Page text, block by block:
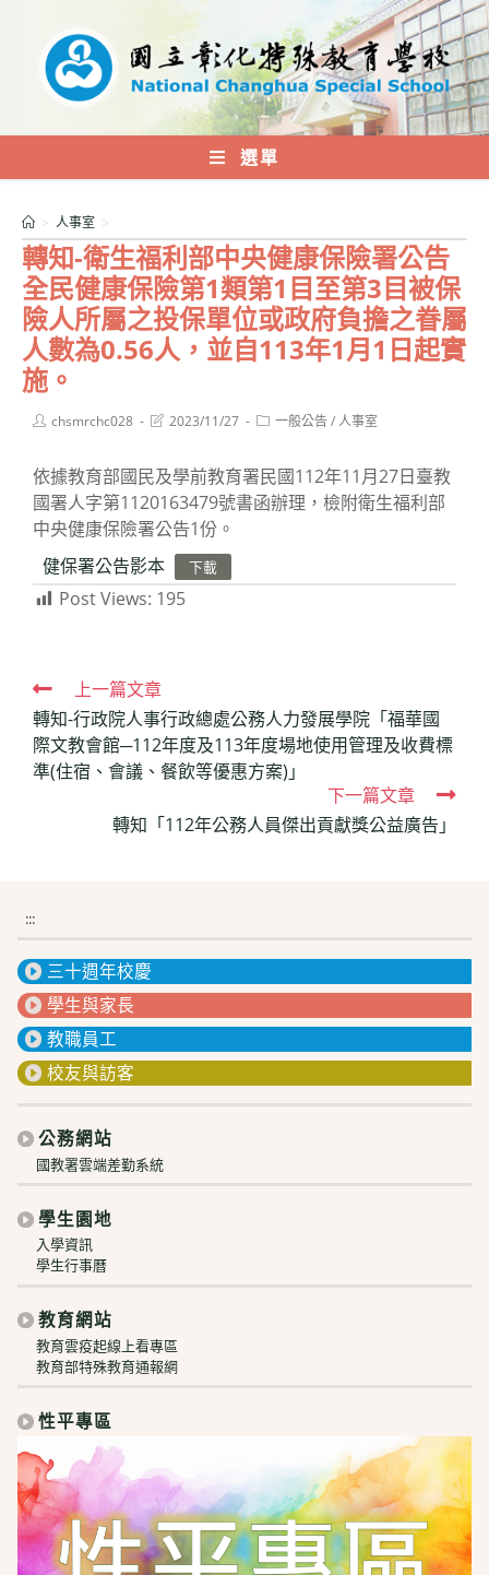
內
選單
轉知-衛生福利部中央健康保險署公告
全民健康保險第1類第1目至第3目被保
險人所屬之投保單位或政府負擔之眷屬
人數為0.56人，並自113年1月1日起實
施。
> 人事室 >
Postchsmrchc028
Post2023/11/27
Post一般公告/人事室
依據教育部國民及學前教育署民國112年11月27日臺教
國署人字第1120163479號書函辦理，檢附衛生福利部
中央健康保險署公告1份。
健保署公告影本
下載
Post Views: 195
Read
more
articles
上一篇文章
轉知-行政院人事行政總處公務人力發展學院「福華國
際文教會館─112年度及113年度場地使用管理及收費標
準(住宿、會議、餐飲等優惠方案)」
下一篇文章
轉知「112年公務人員傑出貢獻獎公益廣告」
:::
三十週年校慶
學生與家長
教職員工
校友與訪客
公務網站
國教署雲端差勤系統
學生園地
入學資訊
學生行事曆
教育網站
教育雲疫起線上看專區
教育部特殊教育通報網
性平專區